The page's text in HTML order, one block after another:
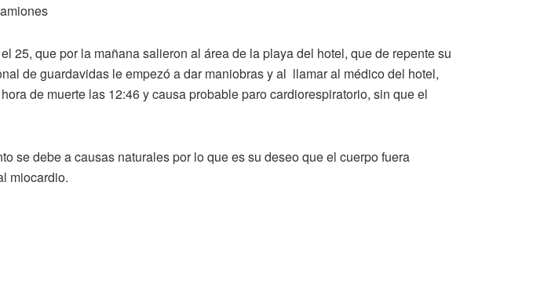
25, que por la mañana salieron al área de la playa del hotel, que de repente su
de guardavidas le empezó a dar maniobras y al llamar al médico del hotel,
de muerte las 12:46 y causa probable paro cardiorespiratorio, sin que el
se debe a causas naturales por lo que es su deseo que el cuerpo fuera
miocardio.